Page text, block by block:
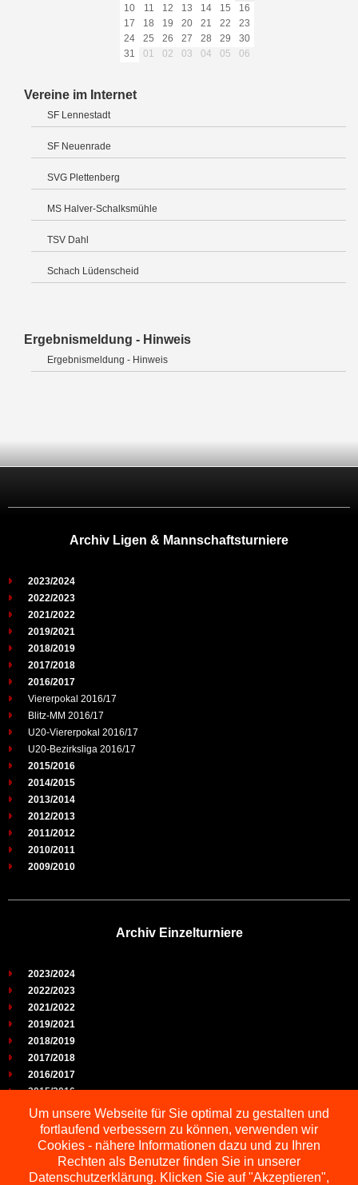
10
11 12 13 14 15
16
17
18 19 20 21 22
23
24
25 26 27 28 29
30
31
01 02 03 04 05 06
Vereine im Internet
SF Lennestadt
SF Neuenrade
SVG Plettenberg
MS Halver-Schalksmühle
TSV Dahl
Schach Lüdenscheid
Ergebnismeldung - Hinweis
Ergebnismeldung - Hinweis
Archiv Ligen & Mannschaftsturniere
2023/2024
2022/2023
2021/2022
2019/2021
2018/2019
2017/2018
2016/2017
Viererpokal 2016/17
Blitz-MM 2016/17
U20-Viererpokal 2016/17
U20-Bezirksliga 2016/17
2015/2016
2014/2015
2013/2014
2012/2013
2011/2012
2010/2011
2009/2010
Archiv Einzelturniere
2023/2024
2022/2023
2021/2022
2019/2021
2018/2019
2017/2018
2016/2017
2015/2016
2014/2015
2013/2014
2012/2013
2011/2012
2010/2011
Um unsere Webseite für Sie optimal zu gestalten und
fortlaufend verbessern zu können, verwenden wir
Cookies - nähere Informationen dazu und zu Ihren
Rechten als Benutzer finden Sie in unserer
Datenschutzerklärung. Klicken Sie auf "Akzeptieren",